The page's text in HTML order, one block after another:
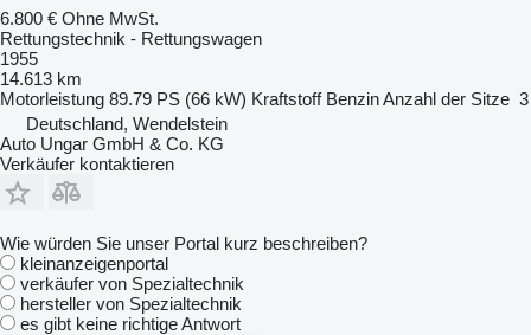
6.800 € Ohne MwSt.
Rettungstechnik - Rettungswagen
1955
14.613 km
Motorleistung 89.79 PS (66 kW) Kraftstoff BenzinAnzahl der Sitze 3
Deutschland, Wendelstein
Auto Ungar GmbH & Co. KG
Verkäufer kontaktieren
Wie würden Sie unser Portal kurz beschreiben?
kleinanzeigenportal
verkäufer von Spezialtechnik
hersteller von Spezialtechnik
es gibt keine richtige Antwort